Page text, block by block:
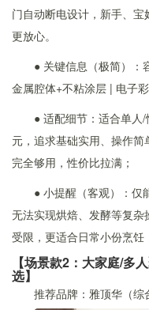
门自动断电设计，新手、
更放心。
● 关键信息（极简）：
金属腔体+不粘涂层 | 电子
● 适配细节：适合单人
元，追求基础实用、操作
完全够用，性价比拉满；
● 小提醒（客观）：仅
无法实现烘焙、发酵等复
受限，更适合日常小份烹饪
【场景款2：大家庭/多
选】
推荐品牌：雅顶华（综